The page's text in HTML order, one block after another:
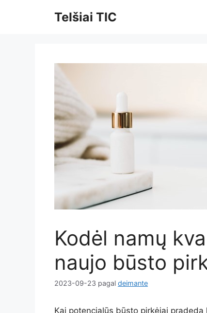
Telšiai TIC
Kodėl namų
naujo būsto
2023-09-23 pagal deimante
Kai potencialūs būsto pirkėjai